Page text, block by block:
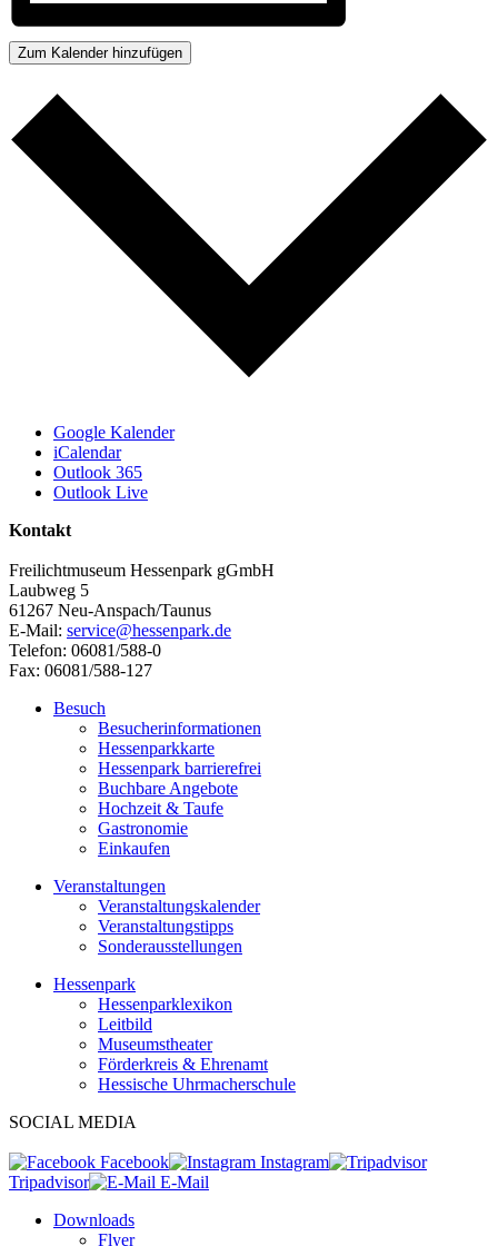
Zum Kalender hinzufügen
Google Kalender
iCalendar
Outlook 365
Outlook Live
Kontakt
Freilichtmuseum Hessenpark gGmbH
Laubweg 5
61267 Neu-Anspach/Taunus
E-Mail: service@hessenpark.de
Telefon: 06081/588-0
Fax: 06081/588-127
Besuch
Besucherinformationen
Hessenparkkarte
Hessenpark barrierefrei
Buchbare Angebote
Hochzeit & Taufe
Gastronomie
Einkaufen
Veranstaltungen
Veranstaltungskalender
Veranstaltungstipps
Sonderausstellungen
Hessenpark
Hessenparklexikon
Leitbild
Museumstheater
Förderkreis & Ehrenamt
Hessische Uhrmacherschule
SOCIAL MEDIA
Facebook
Instagram
Tripadvisor
E-Mail
Downloads
Flyer